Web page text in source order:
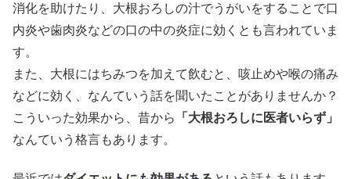
消化を助けたり、大根おろしの汁でうがいをすることで口
内炎や歯肉炎などの口の中の炎症に効くとも言われていま
す。
また、大根にはちみつを加えて飲むと、咳止めや喉の痛み
などに効く、なんていう話を聞いたことがありませんか？
こういった効果から、昔から
「大根おろしに医者いらず」
なんていう格言もあります。